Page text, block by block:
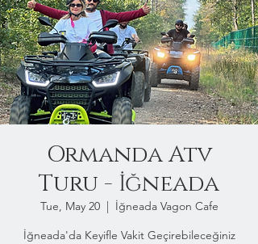
Ormanda Atv
Turu - İğneada
Tue, May 20
  |
İğneada Vagon Cafe
İğneada'da Keyifle Vakit Geçirebileceğiniz